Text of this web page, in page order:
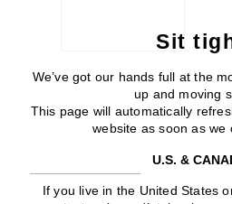
Sit
We’ve got our hands full at the
up and moving
This page will automatically
website as soon as we
U.S. &
If you live in the United States